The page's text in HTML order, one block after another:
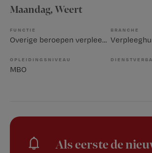
Maandag, Weert
FUNCTIE
Overige beroepen verpleegkunde
BRANCHE
OPLEIDINGSNIVEAU
MBO
Als eerste de